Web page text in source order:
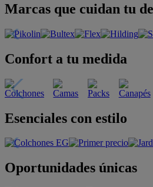
Marcas que cuidan tu
Confort a tu medida
Esenciales con estilo
Oportunidades únicas